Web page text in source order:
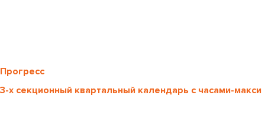
Прогресс
3-х секционный квартальный календарь с часами-макси